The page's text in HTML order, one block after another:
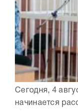
Сегодня, 4
начинается